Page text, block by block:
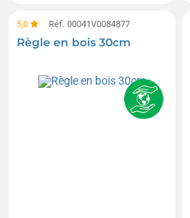
5,0 Réf. 00041V0084877
Règle en bois 30cm